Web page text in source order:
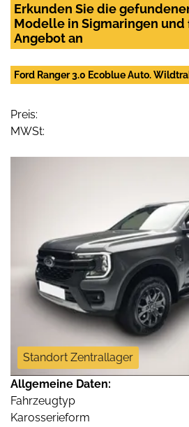
Erkunden Sie die
Modelle in Sigmaringen und
Angebot an
Ford Ranger 3.0 Ecoblue Auto.
Preis:
MWSt:
Standort Zentrallager
Allgemeine Daten:
Fahrzeugtyp
Karosserieform